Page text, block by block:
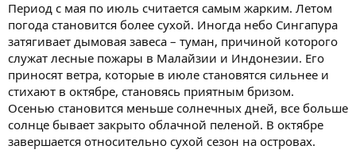
Период с мая по июль считается самым жарким. Летом
погода становится более сухой. Иногда небо Сингапура
затягивает дымовая завеса – туман, причиной которого
служат лесные пожары в Малайзии и Индонезии. Его
приносят ветра, которые в июле становятся сильнее и
стихают в октябре, становясь приятным бризом.
Осенью становится меньше солнечных дней, все больше
солнце бывает закрыто облачной пеленой. В октябре
завершается относительно сухой сезон на островах.